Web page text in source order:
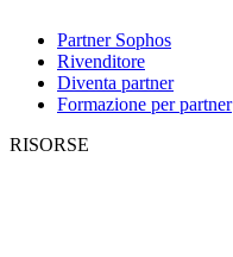
Partner Sophos
Rivenditore
Diventa partner
Formazione per partner
RISORSE